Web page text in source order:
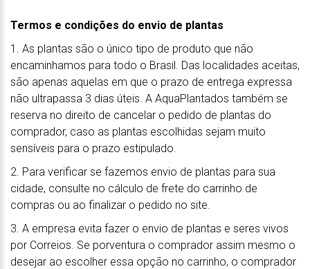
Termos e condições do envio de plantas
1. As plantas são o único tipo de produto que não
encaminhamos para todo o Brasil. Das localidades aceitas,
são apenas aquelas em que o prazo de entrega expressa
não ultrapassa 3 dias úteis. A AquaPlantados também se
reserva no direito de cancelar o pedido de plantas do
comprador, caso as plantas escolhidas sejam muito
sensíveis para o prazo estipulado.
2. Para verificar se fazemos envio de plantas para sua
cidade, consulte no cálculo de frete do carrinho de
compras ou ao finalizar o pedido no site.
3. A empresa evita fazer o envio de plantas e seres vivos
por Correios. Se porventura o comprador assim mesmo o
desejar ao escolher essa opção no carrinho, o comprador